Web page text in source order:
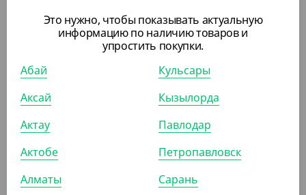
Крышка плоская типа B, прозрачная, с красной
заглушкой, d 90 мм
КОР (600)
Это нужно, чтобы показывать актуальную
информацию по наличию товаров и
упростить покупки.
Абай
Аксай
Актау
Актобе
Алматы
Кульсары
Кызылорда
Павлодар
Петропавловск
Сарань